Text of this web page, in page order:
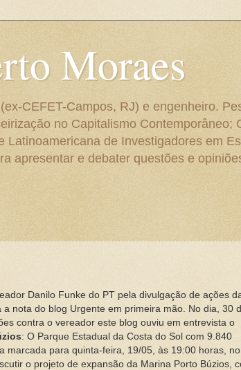
Moraes
CEFET-Campos, RJ) e engenheiro.
no Capitalismo Contemporâneo;
Latinoamericana de Investigadores em
apresentar e debater questões e
Danilo Funke do PT pela divulgação de ações
a nota do blog Urgente em primeira mão. No dia, 30
contra o vereador este blog ouviu em entrevista o
: O Parque Estadual da Costa do Sol com 9.840
marcada para quinta-feira, 19/05, às 19:00 horas, no
o projeto de expansão da Marina Porto Búzios,